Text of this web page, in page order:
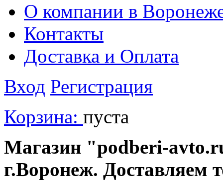
О компании в
Контакты
Доставка и Оплата
Вход Регистрация
Корзина: пуста
Магазин "podberi-
г.Воронеж. Доставляем